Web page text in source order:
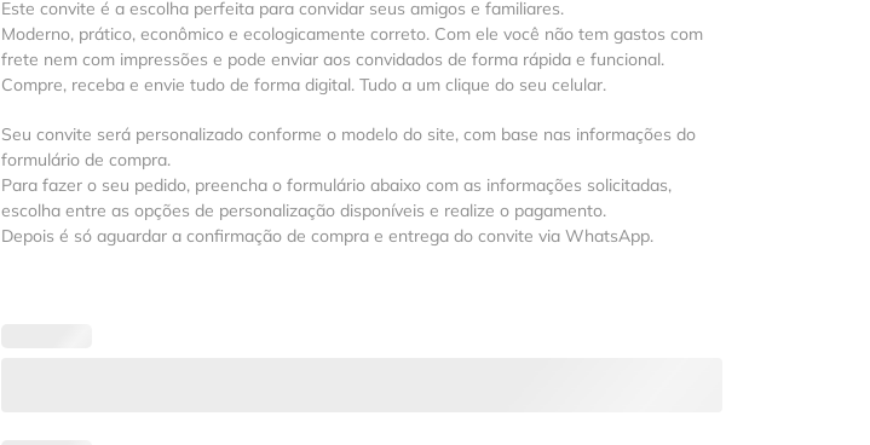
Este convite é a escolha perfeita para convidar seus amigos e familiares.
Moderno, prático, econômico e ecologicamente correto. Com ele você não tem gastos com
frete nem com impressões e pode enviar aos convidados de forma rápida e funcional.
Compre, receba e envie tudo de forma digital. Tudo a um clique do seu celular.
Seu convite será personalizado conforme o modelo do site, com base nas informações do
formulário de compra.
Para fazer o seu pedido, preencha o formulário abaixo com as informações solicitadas,
escolha entre as opções de personalização disponíveis e realize o pagamento.
Depois é só aguardar a confirmação de compra e entrega do convite via WhatsApp.